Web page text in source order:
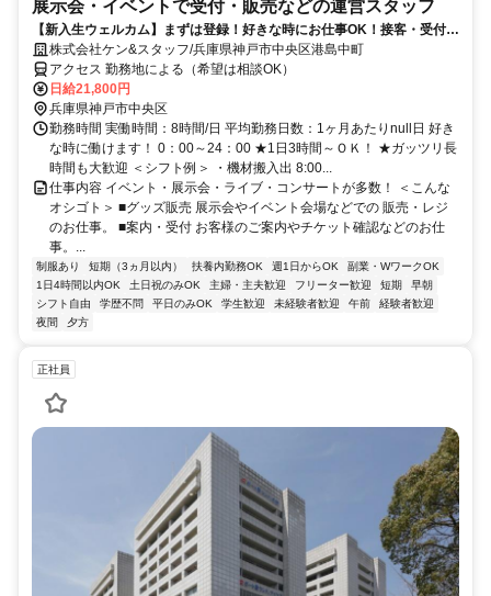
展示会・イベントで受付・販売などの運営スタッフ
【新入生ウェルカム】まずは登録！好きな時にお仕事OK！接客・受付も
裏方もあり◎友達同士・サークルの仲間と一緒に応募も歓迎！
株式会社ケン&スタッフ/兵庫県神戸市中央区港島中町
アクセス 勤務地による（希望は相談OK）
日給21,800円
兵庫県神戸市中央区
勤務時間 実働時間：8時間/日 平均勤務日数：1ヶ月あたりnull日 好き
な時に働けます！ 0：00～24：00 ★1日3時間～ＯＫ！ ★ガッツリ長
時間も大歓迎 ＜シフト例＞ ・機材搬入出 8:00...
仕事内容 イベント・展示会・ライブ・コンサートが多数！ ＜こんな
オシゴト＞ ■グッズ販売 展示会やイベント会場などでの 販売・レジ
のお仕事。 ■案内・受付 お客様のご案内やチケット確認などのお仕
事。...
制服あり 短期（3ヵ月以内） 扶養内勤務OK 週1日からOK
副業・WワークOK
1日4時間以内OK
土日祝のみOK 主婦・主夫歓迎 フリーター歓迎 短期
早朝
シフト自由
学歴不問 平日のみOK 学生歓迎 未経験者歓迎 午前
経験者歓迎
夜間
夕方
正社員